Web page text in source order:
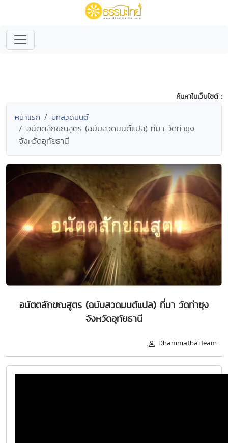
ค้นหาในเว็บไซต์ :
หน้าแรก บทสวดมนต์
อนัตตลักขณสูตร (ฉบับสวดมนต์แปล) ที่มา วัดท่าซุง
จังหวัดอุทัยธานี
อนัตตลักขณสูตร (ฉบับสวดมนต์แปล) ที่มา วัดท่าซุง
จังหวัดอุทัยธานี
DhammathaiTeam